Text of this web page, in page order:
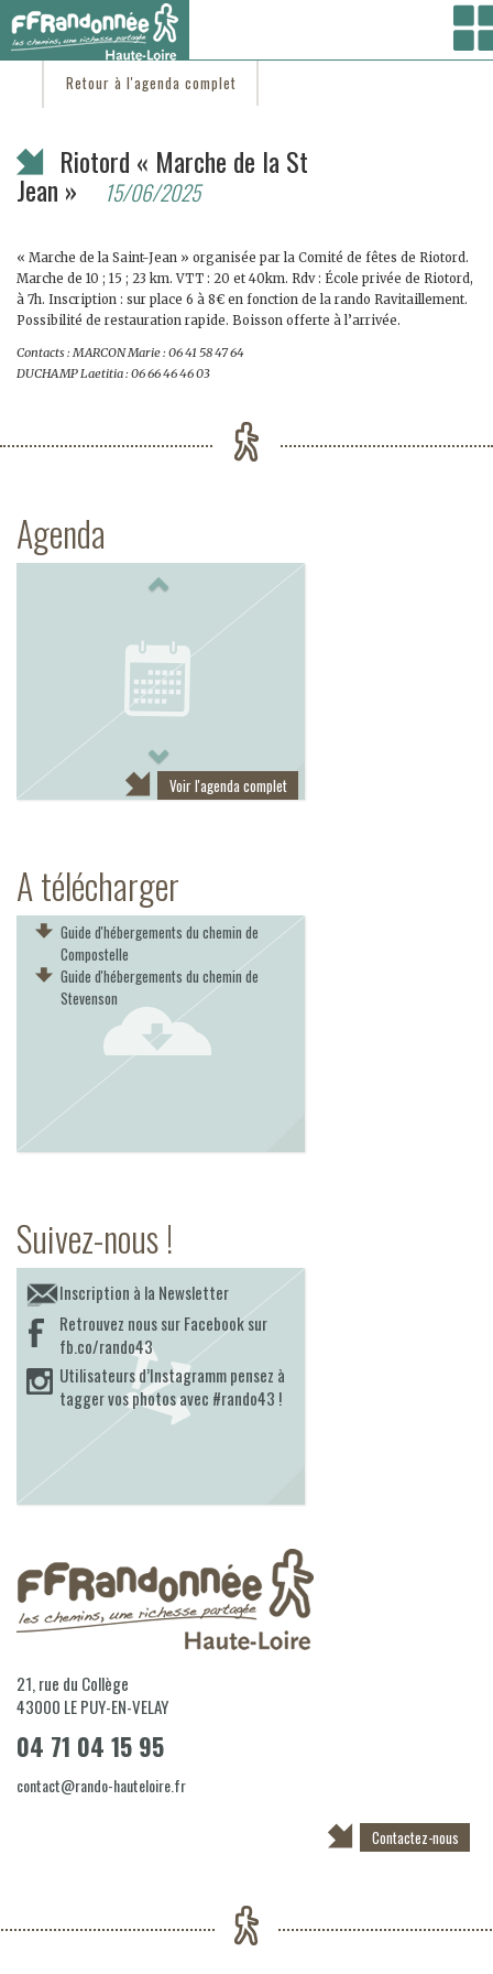
Vous êtes ici :Accueil/C'est d'actu
Retour à l'agenda complet
Riotord « Marche de la St
Jean » 15/06/2025
« Marche de la Saint-Jean » organisée par la Comité de fêtes de Riotord.
Marche de 10 ; 15 ; 23 km. VTT : 20 et 40km. Rdv : École privée de Riotord,
à 7h. Inscription : sur place 6 à 8€ en fonction de la rando Ravitaillement.
Possibilité de restauration rapide. Boisson offerte à l’arrivée.
Contacts : MARCON Marie : 06 41 58 47 64
DUCHAMP Laetitia : 06 66 46 46 03
Agenda
Voir l'agenda complet
A télécharger
Guide d'hébergements du chemin de
Compostelle
Guide d'hébergements du chemin de
Stevenson
Suivez-nous !
Inscription à la Newsletter
Retrouvez nous sur Facebook sur
fb.co/rando43
Utilisateurs d’Instagramm pensez à
tagger vos photos avec #rando43 !
21, rue du Collège
43000 LE PUY-EN-VELAY
04 71 04 15 95
contact@rando-hauteloire.fr
Contactez-nous